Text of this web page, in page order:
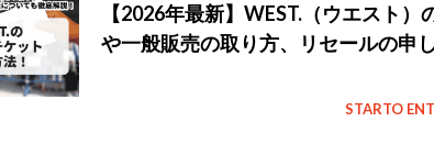
【2026年最新】WEST.（ウエスト
や一般販売の取り方、リセールの申
STARTO